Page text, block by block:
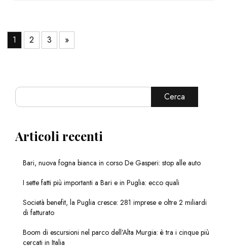
1 2 3 »
Cerca
Articoli recenti
Bari, nuova fogna bianca in corso De Gasperi: stop alle auto
I sette fatti più importanti a Bari e in Puglia: ecco quali
Società benefit, la Puglia cresce: 281 imprese e oltre 2 miliardi
di fatturato
Boom di escursioni nel parco dell’Alta Murgia: è tra i cinque più
cercati in Italia